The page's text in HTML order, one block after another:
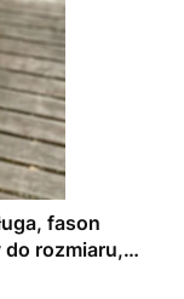
fason
rozmiaru,